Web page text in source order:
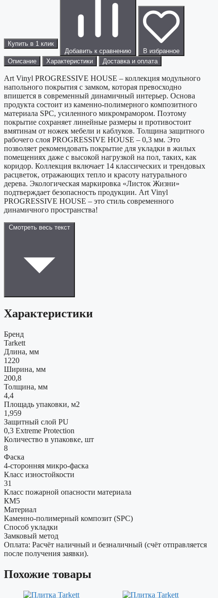
Купить в 1 клик
Добавить к сравнению
В избранное
Описание
Характеристики Доставка и оплата
Art Vinyl PROGRESSIVE HOUSE – коллекция модульного
напольного покрытия с замком, которая превосходно
впишется в современный динамичный интерьер. Основа
продукта состоит из каменно-полимерного композитного
материала SPC, усиленного микромрамором. Поэтому
покрытие сохраняет линейные размеры и противостоит
вмятинам от ножек мебели и каблуков. Толщина защитного
рабочего слоя PROGRESSIVE HOUSE – 0,3 мм. Это
позволяет рекомендовать покрытие для укладки в жилых
помещениях даже с высокой нагрузкой на пол, таких, как
коридор. Коллекция включает 14 классических и трендовых
расцветок, отражающих тепло и красоту натурального
дерева. Экологическая маркировка «Листок Жизни»
подтверждает безопасность продукции. Art Vinyl
PROGRESSIVE HOUSE – это стиль современного
динамичного пространства!
Смотреть весь текст
Характеристики
Бренд
Tarkett
Длина, мм
1220
Ширина, мм
200,8
Толщина, мм
4,4
Площадь упаковки, м2
1,959
Защитный слой PU
0,3 Extreme Protection
Количество в упаковке, шт
8
Фаска
4-сторонняя микро-фаска
Класс изностойкости
31
Класс пожарной опасности материала
КМ5
Материал
Каменно-полимерный композит (SPC)
Способ укладки
Замковый метод
Оплата: Расчёт наличный и безналичный (счёт отправляется
после получения заявки).
Похожие товары